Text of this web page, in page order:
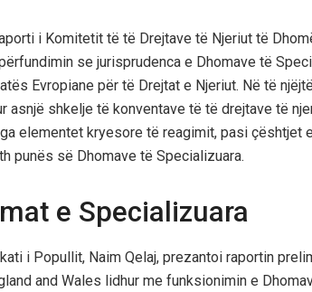
i Komitetit të të Drejtave të Njeriut të
se jurisprudenca e Dhomave të
Evropiane për të Drejtat e Njeriut. Në të
asnjë shkelje të konventave të të drejtave të
elementet kryesore të reagimit, pasi çështjet
punës së Dhomave të Specializuara.
e Specializuara
i Popullit, Naim Qelaj, prezantoi raportin
and Wales lidhur me funksionimin e